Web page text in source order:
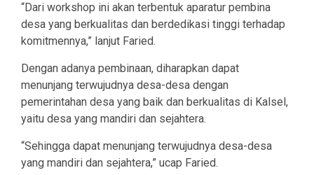
“Dari workshop ini akan terbentuk aparatur pembina
desa yang berkualitas dan berdedikasi tinggi terhadap
komitmennya,” lanjut Faried.
Dengan adanya pembinaan, diharapkan dapat
menunjang terwujudnya desa-desa dengan
pemerintahan desa yang baik dan berkualitas di Kalsel,
yaitu desa yang mandiri dan sejahtera.
“Sehingga dapat menunjang terwujudnya desa-desa
yang mandiri dan sejahtera,” ucap Faried.